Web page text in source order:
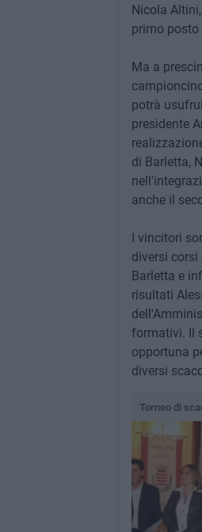
Nicola
primo posto
Ma a
potrà
presidente
di Barletta,
anche il
I vincitori
diversi
Barletta e
risultati
formativi. Il
opportuna
diversi
Torneo di